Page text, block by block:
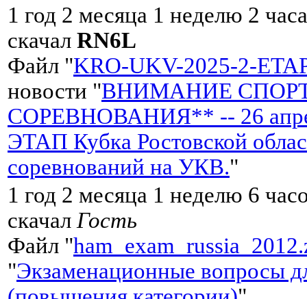
1 год 2 месяца 1 неделю 2
скачал RN6L
Файл "KRO-UKV-2025-2-
новости "ВНИМАНИЕ
СОРЕВНОВАНИЯ** -- 26
ЭТАП Кубка Ростовской
соревнований на УКВ."
1 год 2 месяца 1 неделю 6
скачал Гость
Файл "
"Экзаменационные вопросы